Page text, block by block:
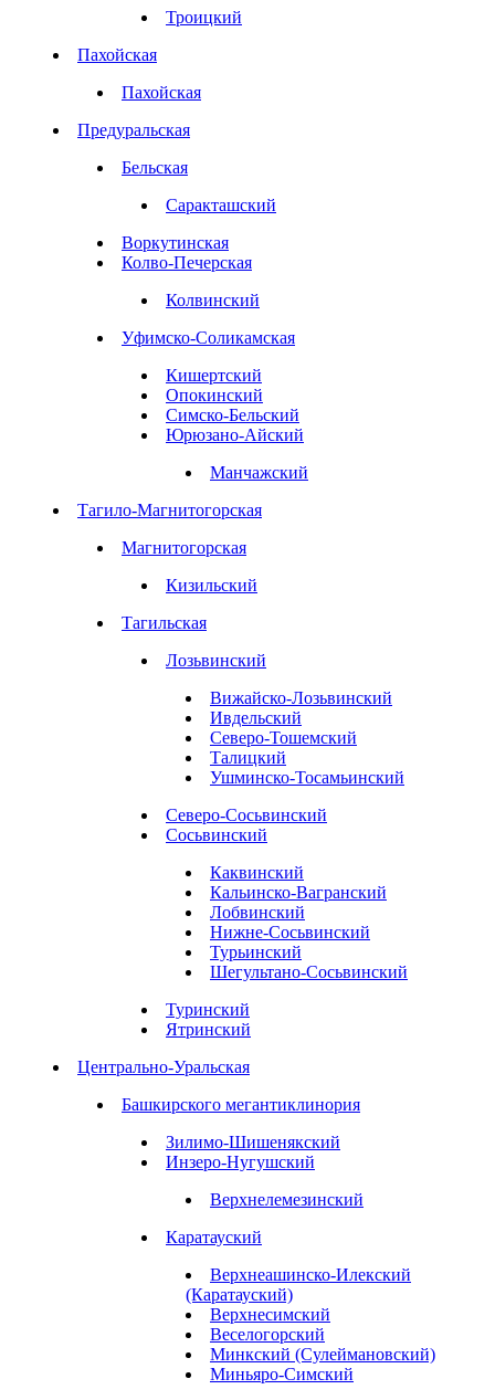
Троицкий
Пахойская
Пахойская
Предуральская
Бельская
Саракташский
Воркутинская
Колво-Печерская
Колвинский
Уфимско-Соликамская
Кишертский
Опокинский
Симско-Бельский
Юрюзано-Айский
Манчажский
Тагило-Магнитогорская
Магнитогорская
Кизильский
Тагильская
Лозьвинский
Вижайско-Лозьвинский
Ивдельский
Северо-Тошемский
Талицкий
Ушминско-Тосамьинский
Северо-Сосьвинский
Сосьвинский
Каквинский
Кальинско-Вагранский
Лобвинский
Нижне-Сосьвинский
Турьинский
Шегультано-Сосьвинский
Туринский
Ятринский
Центрально-Уральская
Башкирского мегантиклинория
Зилимо-Шишенякский
Инзеро-Нугушский
Верхнелемезинский
Каратауский
Верхнеашинско-Илекский
(Каратауский)
Верхнесимский
Веселогорский
Минкский (Сулеймановский)
Миньяро-Симский